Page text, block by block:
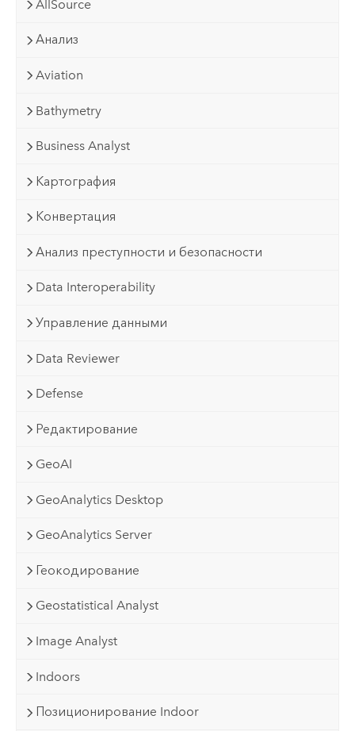
AllSource
Анализ
Aviation
Bathymetry
Business Analyst
Картография
Конвертация
Анализ преступности и безопасности
Data Interoperability
Управление данными
Data Reviewer
Defense
Редактирование
GeoAI
GeoAnalytics Desktop
GeoAnalytics Server
Геокодирование
Geostatistical Analyst
Image Analyst
Indoors
Позиционирование Indoor